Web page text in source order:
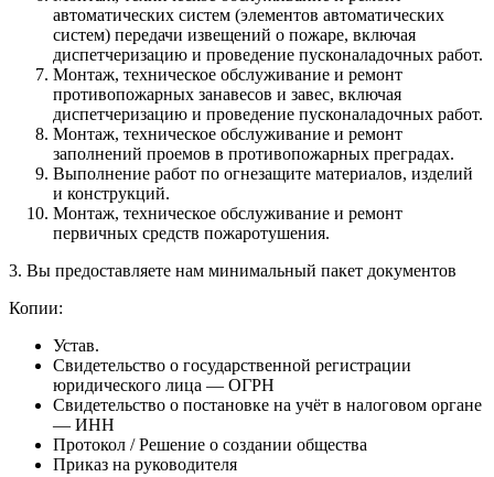
автоматических систем (элементов автоматических
систем) передачи извещений о пожаре, включая
диспетчеризацию и проведение пусконаладочных работ.
Монтаж, техническое обслуживание и ремонт
противопожарных занавесов и завес, включая
диспетчеризацию и проведение пусконаладочных работ.
Монтаж, техническое обслуживание и ремонт
заполнений проемов в противопожарных преградах.
Выполнение работ по огнезащите материалов, изделий
и конструкций.
Монтаж, техническое обслуживание и ремонт
первичных средств пожаротушения.
3. Вы предоставляете нам минимальный пакет документов
Копии:
Устав.
Свидетельство о государственной регистрации
юридического лица — ОГРН
Свидетельство о постановке на учёт в налоговом органе
— ИНН
Протокол / Решение о создании общества
Приказ на руководителя